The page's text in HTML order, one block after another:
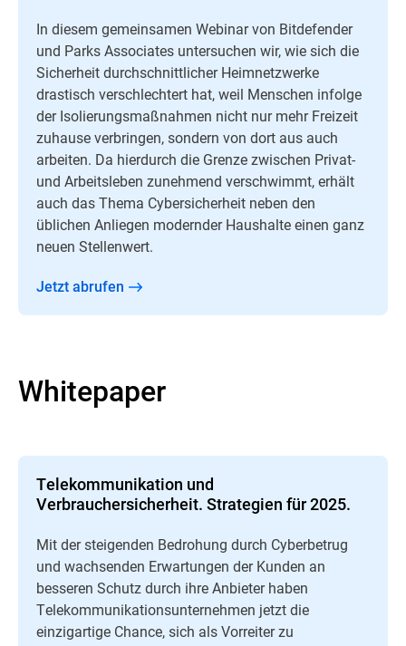
In diesem gemeinsamen Webinar von Bitdefender
und Parks Associates untersuchen wir, wie sich die
Sicherheit durchschnittlicher Heimnetzwerke
drastisch verschlechtert hat, weil Menschen infolge
der Isolierungsmaßnahmen nicht nur mehr Freizeit
zuhause verbringen, sondern von dort aus auch
arbeiten. Da hierdurch die Grenze zwischen Privat-
und Arbeitsleben zunehmend verschwimmt, erhält
auch das Thema Cybersicherheit neben den
üblichen Anliegen modernder Haushalte einen ganz
neuen Stellenwert.
Jetzt abrufen
Whitepaper
Telekommunikation und
Verbrauchersicherheit. Strategien für 2025.
Mit der steigenden Bedrohung durch Cyberbetrug
und wachsenden Erwartungen der Kunden an
besseren Schutz durch ihre Anbieter haben
Telekommunikationsunternehmen jetzt die
einzigartige Chance, sich als Vorreiter zu